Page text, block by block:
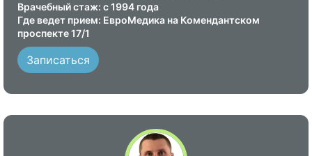
Врачебный стаж: с 1994 года
Где ведет прием: ЕвроМедика на Комендантском
проспекте 17/1
Записаться